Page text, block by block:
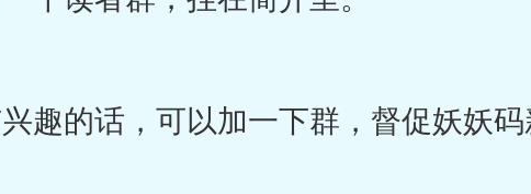
趣的话，可以加一下群，督促妖妖